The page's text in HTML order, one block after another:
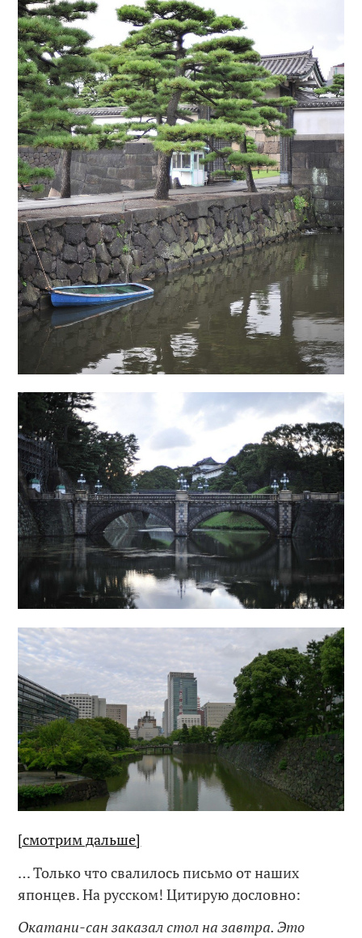
[смотрим дальше]
… Только что свалилось письмо от наших
японцев. На русском! Цитирую дословно:
Окатани-сан заказал стол на завтра. Это